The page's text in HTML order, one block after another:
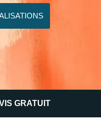
GRATUIT